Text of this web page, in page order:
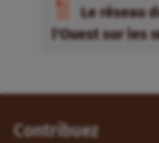
Le réseau
l'Ouest sur les
Contribuez